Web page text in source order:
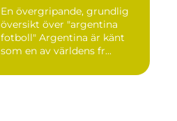
En övergripande, grundlig
översikt över "argentina
fotboll" Argentina är känt
som en av världens fr...